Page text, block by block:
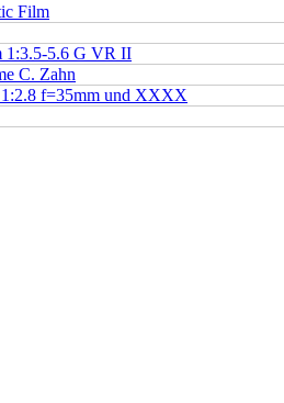
Film
5.6 G VR II
C. Zahn
f=35mm und XXXX